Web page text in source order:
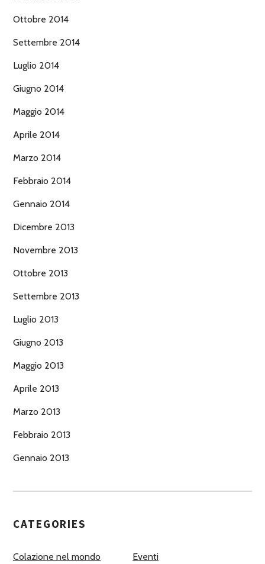
Ottobre 2014
Settembre 2014
Luglio 2014
Giugno 2014
Maggio 2014
Aprile 2014
Marzo 2014
Febbraio 2014
Gennaio 2014
Dicembre 2013
Novembre 2013
Ottobre 2013
Settembre 2013
Luglio 2013
Giugno 2013
Maggio 2013
Aprile 2013
Marzo 2013
Febbraio 2013
Gennaio 2013
CATEGORIES
Colazione nel mondo Eventi